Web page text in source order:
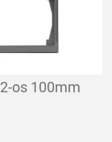
os 100mm